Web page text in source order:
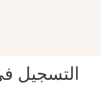
التسجيل في